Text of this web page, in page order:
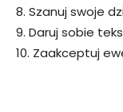
8. Szanuj swoje
9. Daruj sobie
10. Zaakceptuj